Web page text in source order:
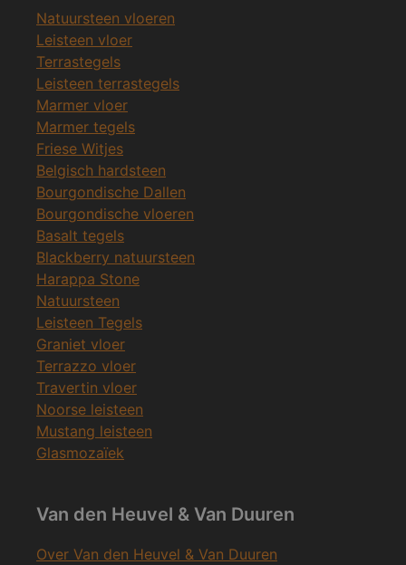
Natuursteen vloeren
Leisteen vloer
Terrastegels
Leisteen terrastegels
Marmer vloer
Marmer tegels
Friese Witjes
Belgisch hardsteen
Bourgondische Dallen
Bourgondische vloeren
Basalt tegels
Blackberry natuursteen
Harappa Stone
Natuursteen
Leisteen Tegels
Graniet vloer
Terrazzo vloer
Travertin vloer
Noorse leisteen
Mustang leisteen
Glasmozaïek
Van den Heuvel & Van Duuren
Over Van den Heuvel & Van Duuren